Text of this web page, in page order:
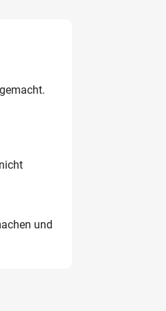
und